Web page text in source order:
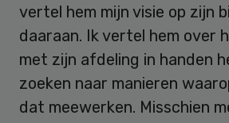
vertel hem mijn visie op zijn
daaraan. Ik vertel hem over
met zijn afdeling in handen
zoeken naar manieren
dat meewerken. Misschien